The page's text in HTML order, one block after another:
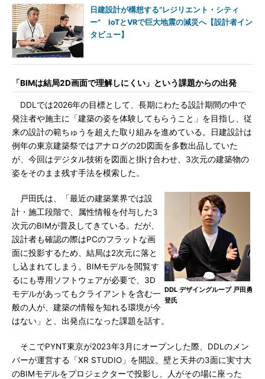
日建設計が構想する“レジリエント・シティ
ー” IoTとVRで巨大地震の減災へ【設計者イン
タビュー】
「BIMは結局2D画面で理解しにくい」という課題からの出発
DDLでは2026年の目標として、長期にわたる設計期間の中で
発注者や施主に「建築の姿を体験してもらうこと」を目指し、従
来の設計の範ちゅうを超えた取り組みを進めている。日建設計は
例年の東京建築祭ではアナログの2D図面を多数出品していた
が、今回はデジタル技術を図面と掛け合わせ、3次元の建築物の
姿をそのまま残す手法を模索した。
DDL デザイングループ 戸田勇
登氏
戸田氏は、「最近の建築業界では設
計・施工段階で、属性情報を付与した3
次元のBIMが普及してきている。だが、
設計者も確認の際はPCのフラットな画
面に投影するため、結局は2次元に落と
し込まれてしまう。BIMモデルを閲覧す
るにも専用ソフトウェアが必要で、3D
モデルがあってもクライアントを含む一
般の人が、建築の情報を知れる環境が今
はない」と、出発点になった課題を話す。
そこでPYNT東京が2023年3月にオープンした際、DDLのメン
バーが運営する「XR STUDIO」を開設。壁と天井の3面に実寸大
のBIMモデルをプロジェクターで投影し、人がその場に座った